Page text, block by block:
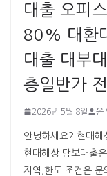
대출 오피
80% 대환
대출 대부
층일반가
2026년 5월 8일 윤
안녕하세요? 현대해
현대해상 담보대출
지역,한도 조건은